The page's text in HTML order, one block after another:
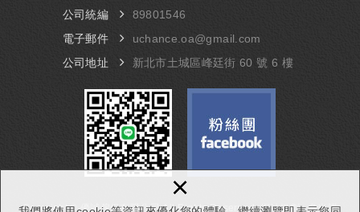
×
公司統編
89801546
電子郵件
uchance.oa@gmail.com
公司地址
​新北市土城區峰廷街 60 號 6 樓
Copyright © 優誠傢俱有限公司 All Rights Reserved. 網站規劃 :多米諾